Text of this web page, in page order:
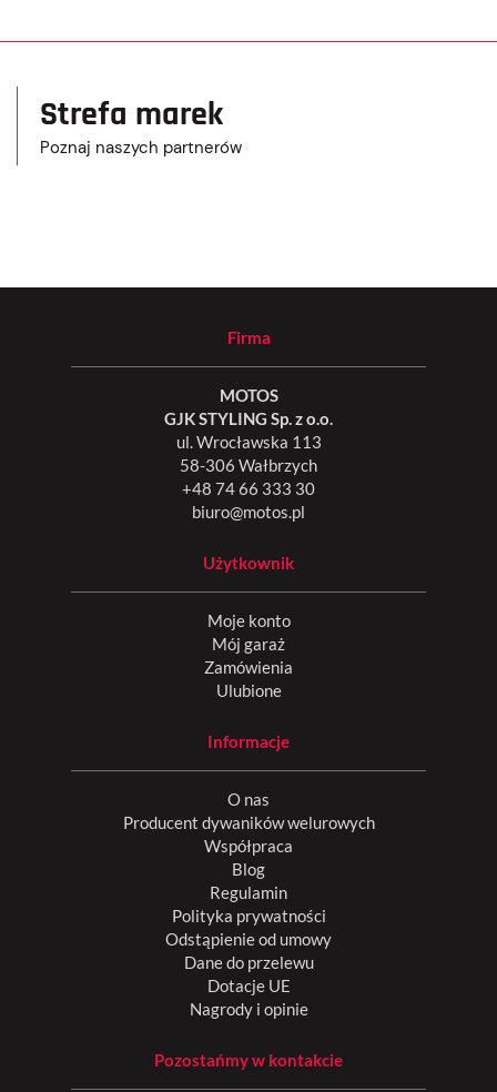
Strefa marek
Poznaj naszych partnerów
Firma
MOTOS
GJK STYLING Sp. z o.o.
ul. Wrocławska 113
58-306 Wałbrzych
+48 74 66 333 30
biuro@motos.pl
Użytkownik
Moje konto
Mój garaż
Zamówienia
Ulubione
Informacje
O nas
Producent dywaników welurowych
Współpraca
Blog
Regulamin
Polityka prywatności
Odstąpienie od umowy
Dane do przelewu
Dotacje UE
Nagrody i opinie
Pozostańmy w kontakcie